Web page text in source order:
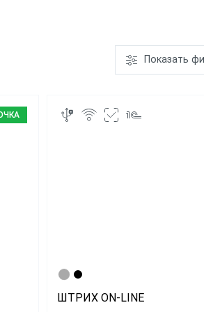
ШТРИХ-М-
Показать
ШТРИХ ON-LINE